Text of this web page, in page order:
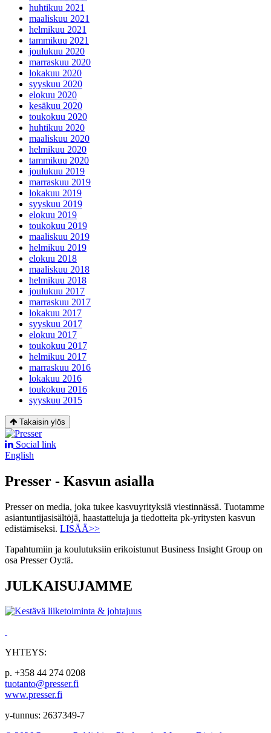
huhtikuu 2021
maaliskuu 2021
helmikuu 2021
tammikuu 2021
joulukuu 2020
marraskuu 2020
lokakuu 2020
syyskuu 2020
elokuu 2020
kesäkuu 2020
toukokuu 2020
huhtikuu 2020
maaliskuu 2020
helmikuu 2020
tammikuu 2020
joulukuu 2019
marraskuu 2019
lokakuu 2019
syyskuu 2019
elokuu 2019
toukokuu 2019
maaliskuu 2019
helmikuu 2019
elokuu 2018
maaliskuu 2018
helmikuu 2018
joulukuu 2017
marraskuu 2017
lokakuu 2017
syyskuu 2017
elokuu 2017
toukokuu 2017
helmikuu 2017
marraskuu 2016
lokakuu 2016
toukokuu 2016
syyskuu 2015
Takaisin ylös
Social link
English
Presser - Kasvun asialla
Presser on media, joka tukee kasvuyrityksiä viestinnässä. Tuotamme
asiantuntijasisältöjä, haastatteluja ja tiedotteita pk-yritysten kasvun
edistämiseksi. LISÄÄ>>
Tapahtumiin ja koulutuksiin erikoistunut Business Insight Group on
osa Presser Oy:tä.
JULKAISUJAMME
YHTEYS:
p. +358 44 274 0208
tuotanto@presser.fi
www.presser.fi
y-tunnus: 2637349-7